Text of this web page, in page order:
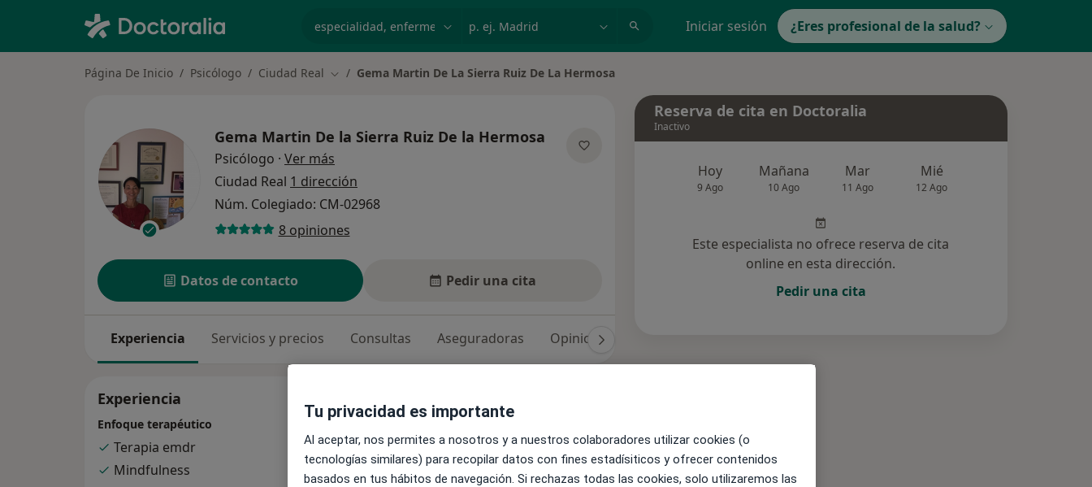
Iniciar sesión ¿Eres profesional de la salud?
Página De Inicio Psicólogo Ciudad Real Cambiar de ciudad
Gema Martin De La Sierra Ruiz De La Hermosa
Gema Martin De la Sierra Ruiz De la Hermosa
Psicólogo · Ver más
Ciudad Real 1 dirección
Núm. Colegiado: CM-02968
8 opiniones
Datos de contacto Pedir una cita
Experiencia Servicios y precios Consultas Aseguradoras Opiniones (8)
Experiencia
Enfoque terapéutico
Terapia emdr
Mindfulness
Reserva de cita en Doctoralia
Inactivo
Hoy
9 Ago
Mañana
10 Ago
Mar
11 Ago
Mié
12 Ago
Este especialista no ofrece reserva de cita
online en esta dirección.
Pedir una cita
Tu privacidad es importante
Al aceptar, nos permites a nosotros y a nuestros colaboradores utilizar cookies (o
tecnologías similares) para recopilar datos con fines estadísiticos y ofrecer contenidos
basados en tus hábitos de navegación. Si rechazas todas las cookies, solo utilizaremos las